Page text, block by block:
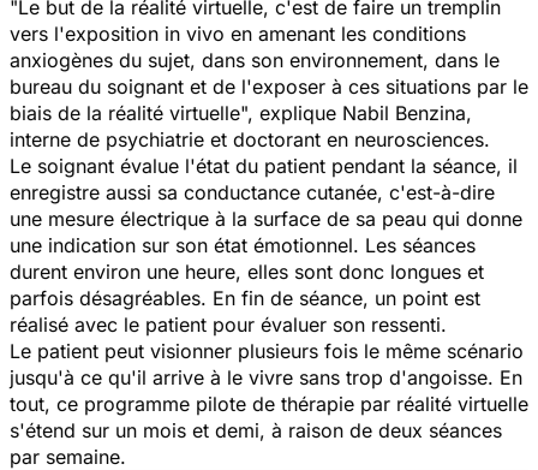
"Le but de la réalité virtuelle, c'est de faire un tremplin
vers l'exposition in vivo en amenant les conditions
anxiogènes du sujet, dans son environnement, dans le
bureau du soignant et de l'exposer à ces situations par le
biais de la réalité virtuelle", explique Nabil Benzina,
interne de psychiatrie et doctorant en neurosciences.
Le soignant évalue l'état du patient pendant la séance, il
enregistre aussi sa conductance cutanée, c'est-à-dire
une mesure électrique à la surface de sa peau qui donne
une indication sur son état émotionnel. Les séances
durent environ une heure, elles sont donc longues et
parfois désagréables. En fin de séance, un point est
réalisé avec le patient pour évaluer son ressenti.
Le patient peut visionner plusieurs fois le même scénario
jusqu'à ce qu'il arrive à le vivre sans trop d'angoisse. En
tout, ce programme pilote de thérapie par réalité virtuelle
s'étend sur un mois et demi, à raison de deux séances
par semaine.